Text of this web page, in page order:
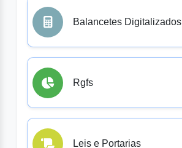
Balancetes Digitalizados
Rgfs
Leis e Portarias